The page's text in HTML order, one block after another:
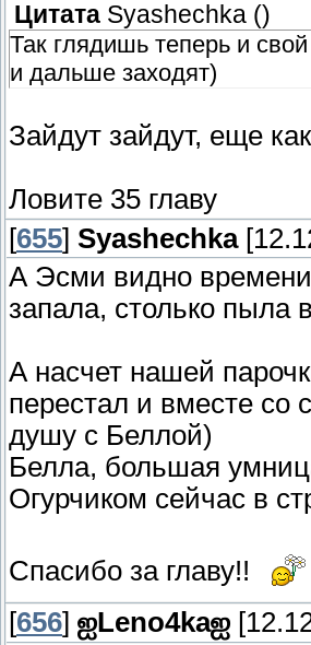
Цитата Syashechka ()
Так глядишь теперь и
и дальше заходят)
Зайдут зайдут, еще
Ловите 35 главу
[655] Syashechka
А Эсми видно
запала, столько пыла
А насчет нашей
перестал и вместе со
душу с Беллой)
Белла, большая
Огурчиком сейчас в
Спасибо за главу!!
[656] ஐLeno4kaஐ